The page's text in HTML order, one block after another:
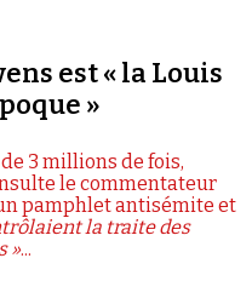
est « la Louis
»
3 millions de fois,
le commentateur
pamphlet antisémite et
la traite des
»...